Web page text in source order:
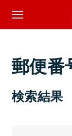
郵便番
検索結果